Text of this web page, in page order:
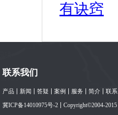
有诀窍
联系我们
产品 新闻 答疑 案例 服务 简介 联系
冀ICP备14010975号-2
Copyright©2004-2015